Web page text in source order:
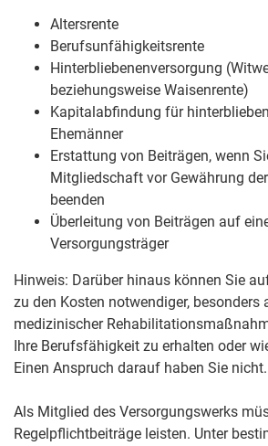
Altersrente
Berufsunfähigkeitsrente
Hinterbliebenenversorgung
beziehungsweise Waisenrente)
Kapitalabfindung für
Ehemänner
Erstattung von Beiträgen, wenn
Mitgliedschaft vor Gewährung
beenden
Überleitung von Beiträgen auf
Versorgungsträger
Hinweis: Darüber hinaus können Sie
zu den Kosten notwendiger, besonders
medizinischer
Ihre Berufsfähigkeit zu erhalten oder
Einen Anspruch darauf haben Sie nicht.
Als Mitglied des Versorgungswerks
Regelpflichtbeiträge leisten. Unter